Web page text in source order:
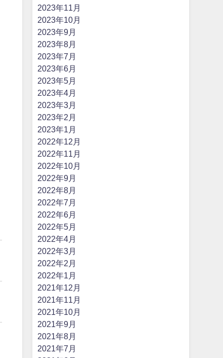
2023年11月
2023年10月
2023年9月
2023年8月
2023年7月
2023年6月
2023年5月
2023年4月
2023年3月
2023年2月
2023年1月
2022年12月
2022年11月
2022年10月
2022年9月
2022年8月
2022年7月
2022年6月
2022年5月
2022年4月
2022年3月
2022年2月
2022年1月
2021年12月
2021年11月
2021年10月
2021年9月
2021年8月
2021年7月